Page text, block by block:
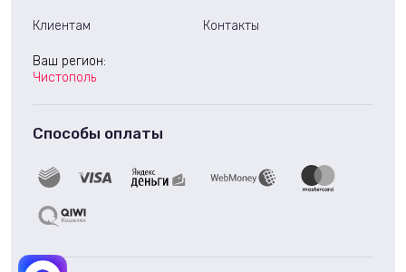
Клиентам Контакты
Ваш регион:
Чистополь
Способы оплаты